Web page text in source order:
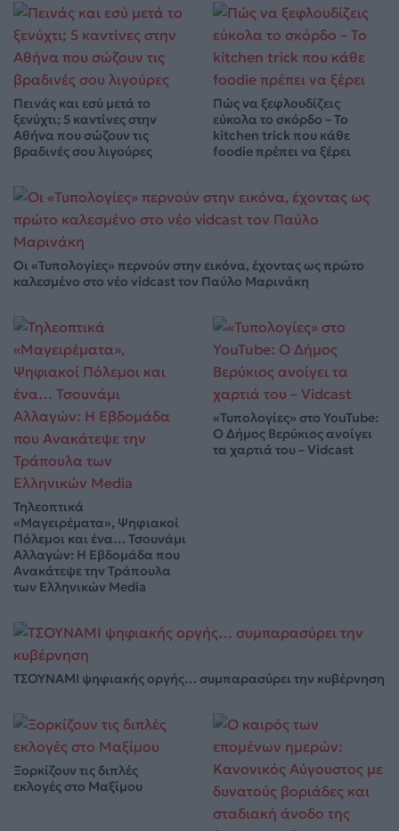
Πεινάς και εσύ μετά το
ξενύχτι; 5 καντίνες στην
Αθήνα που σώζουν τις
βραδινές σου λιγούρες
Πώς να ξεφλουδίζεις
εύκολα το σκόρδο – Το
kitchen trick που κάθε
foodie πρέπει να ξέρει
Οι «Τυπολογίες» περνούν στην εικόνα, έχοντας ως πρώτο
καλεσμένο στο νέο vidcast τον Παύλο Μαρινάκη
Τηλεοπτικά
«Μαγειρέματα», Ψηφιακοί
Πόλεμοι και ένα… Τσουνάμι
Αλλαγών: Η Εβδομάδα που
Ανακάτεψε την Τράπουλα
των Ελληνικών Media
«Τυπολογίες» στο YouTube:
Ο Δήμος Βερύκιος ανοίγει
τα χαρτιά του – Vidcast
ΤΣΟΥΝΑΜΙ ψηφιακής οργής… συμπαρασύρει την κυβέρνηση
Ξορκίζουν τις διπλές
εκλογές στο Μαξίμου